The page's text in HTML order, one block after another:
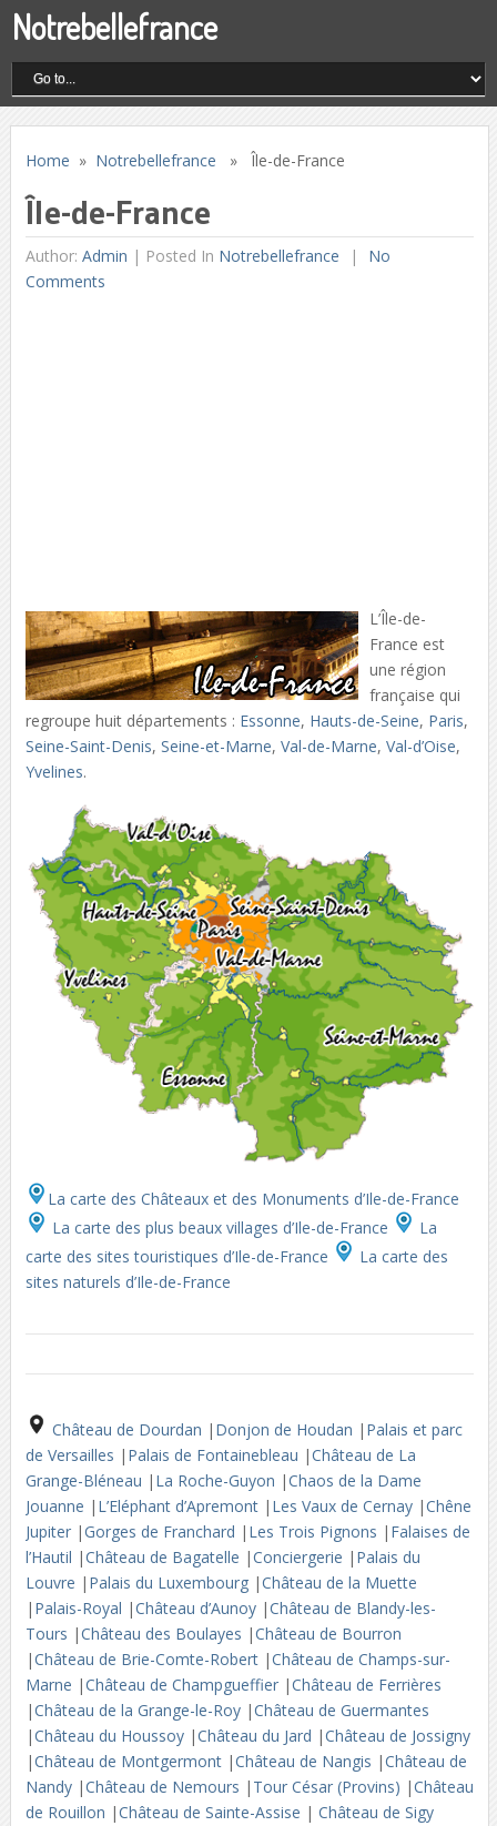
Notrebellefrance
Home » Notrebellefrance » Île-de-France
Île-de-France
Author: Admin | Posted In Notrebellefrance
No
Comments
L’Île-de-
France est
une région
française qui
regroupe huit départements : Essonne, Hauts-de-Seine, Paris,
Seine-Saint-Denis, Seine-et-Marne, Val-de-Marne, Val-d’Oise,
Yvelines.
La carte des Châteaux et des Monuments d’Ile-de-France
La carte des plus beaux villages d’Ile-de-France
La
carte des sites touristiques d’Ile-de-France
La carte des
sites naturels d’Ile-de-France
Château de Dourdan | Donjon de Houdan | Palais et parc
de Versailles | Palais de Fontainebleau |Château de La
Grange-Bléneau | La Roche-Guyon |Chaos de la Dame
Jouanne | L’Eléphant d’Apremont | Les Vaux de Cernay |Chêne
Jupiter |Gorges de Franchard | Les Trois Pignons | Falaises de
l’Hautil |Château de Bagatelle |Conciergerie | Palais du
Louvre | Palais du Luxembourg |Château de la Muette
| Palais-Royal |Château d’Aunoy |Château de Blandy-les-
Tours |Château des Boulayes |Château de Bourron
|Château de Brie-Comte-Robert |Château de Champs-sur-
Marne |Château de Champgueffier |Château de Ferrières
|Château de la Grange-le-Roy |Château de Guermantes
|Château du Houssoy |Château du Jard |Château de Jossigny
|Château de Montgermont |Château de Nangis |Château de
Nandy |Château de Nemours | Tour César (Provins) |Château
de Rouillon |Château de Sainte-Assise | Château de Sigy